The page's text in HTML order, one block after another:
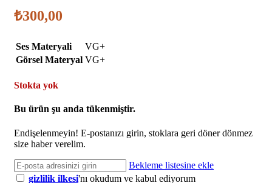
₺300,00
Ses Materyali
VG+
Görsel Materyal VG+
Stokta yok
Bu ürün şu anda tükenmiştir.
Endişelenmeyin! E-postanızı girin, stoklara geri döner dönmez
size haber verelim.
Bekleme listesine ekle
gizlilik ilkesi'nı okudum ve kabul ediyorum